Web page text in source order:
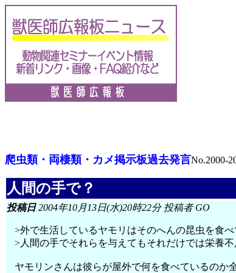
爬虫類・両棲類・カメ掲示板過去発言No.2000-
人間の手で？
投稿日2004年10月13日(水)20時22分 投稿者 GO
>外で生活しているヤモリはそのへんの昆虫を食べ
>人間の手でそれらを与えてもそれだけでは栄養
ヤモリンさんは彼らが屋外で何を食べているのか